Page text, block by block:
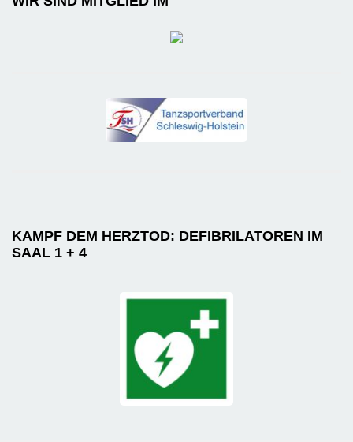
KAMPF DEM HERZTOD: DEFIBRILATOREN IM
SAAL 1 + 4